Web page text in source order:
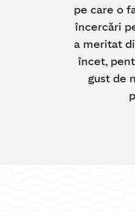
pe care o
încercări
a meritat
încet,
gust de